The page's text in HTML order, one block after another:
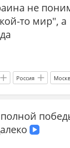
закончится война на
движение
не
то мир", а
Россия
НАБУ
Украины Главные
сейчас